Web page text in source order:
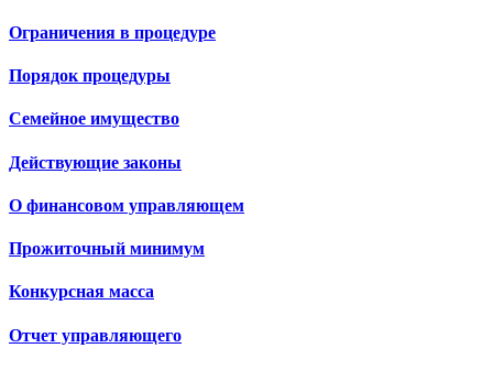
Ограничения в процедуре
Порядок процедуры
Семейное имущество
Действующие законы
О финансовом управляющем
Прожиточный минимум
Конкурсная масса
Отчет управляющего